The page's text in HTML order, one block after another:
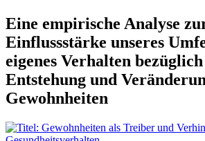
Eine empirische Analyse
Einflussstärke unseres
eigenes Verhalten
Entstehung und
Gewohnheiten